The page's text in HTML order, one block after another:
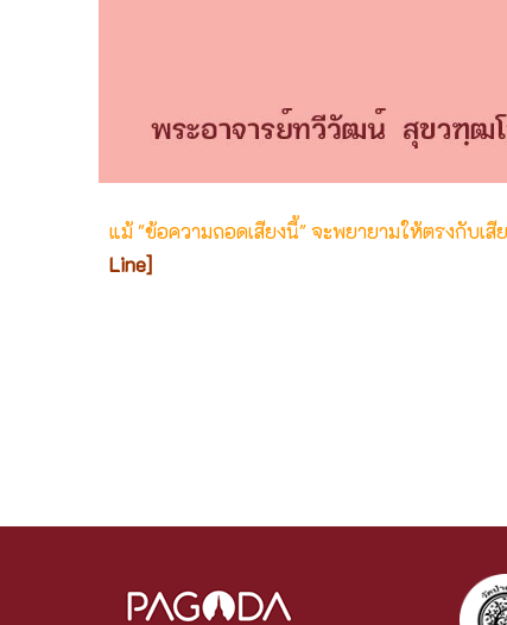
แม้ "ข้อความถอดเสียงนี้" จะพยายามให้ตรงกับ
Line]